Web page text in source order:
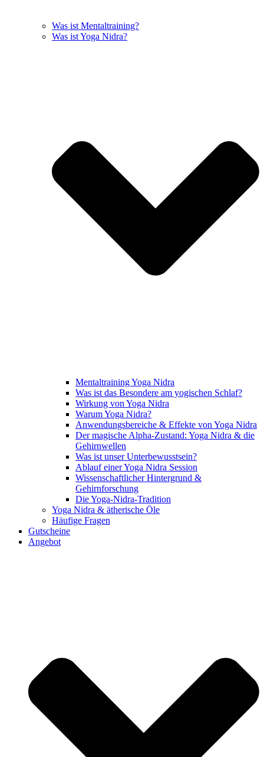
Was ist Mentaltraining?
Was ist Yoga Nidra?
Mentaltraining Yoga Nidra
Was ist das Besondere am yogischen Schlaf?
Wirkung von Yoga Nidra
Warum Yoga Nidra?
Anwendungsbereiche & Effekte von Yoga Nidra
Der magische Alpha-Zustand: Yoga Nidra & die
Gehirnwellen
Was ist unser Unterbewusstsein?
Ablauf einer Yoga Nidra Session
Wissenschaftlicher Hintergrund &
Gehirnforschung
Die Yoga-Nidra-Tradition
Yoga Nidra & ätherische Öle
Häufige Fragen
Gutscheine
Angebot